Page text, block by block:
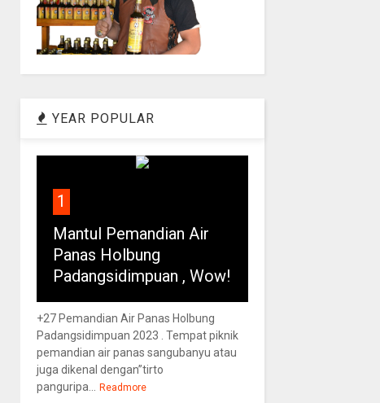
YEAR POPULAR
1
Mantul Pemandian Air
Panas Holbung
Padangsidimpuan , Wow!
+27 Pemandian Air Panas Holbung
Padangsidimpuan 2023 . Tempat piknik
pemandian air panas sangubanyu atau
juga dikenal dengan”tirto
panguripa... Readmore